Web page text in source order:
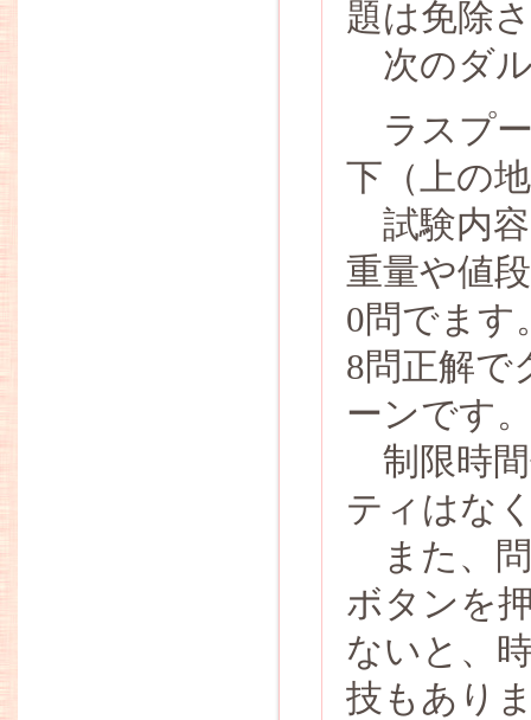
題は免除
次のダ
ラスプ
下（上の
試験内容
重量や値
0問でます
8問正解で
ーンです
制限時間
ティはな
また、問
ボタンを
ないと、
技もあり